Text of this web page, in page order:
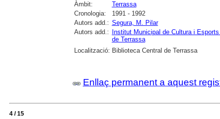
Àmbit:
Terrassa
Cronologia:
1991 - 1992
Autors add.: Segura, M. Pilar
Autors add.:
Institut Municipal de Cultura i
de Terrassa
Localització: Biblioteca Central de Terrassa
Enllaç permanent a aquest
4 / 15